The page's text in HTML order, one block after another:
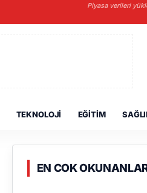
Piyasa verileri
TEKNOLOJI EĞITIM
EN COK